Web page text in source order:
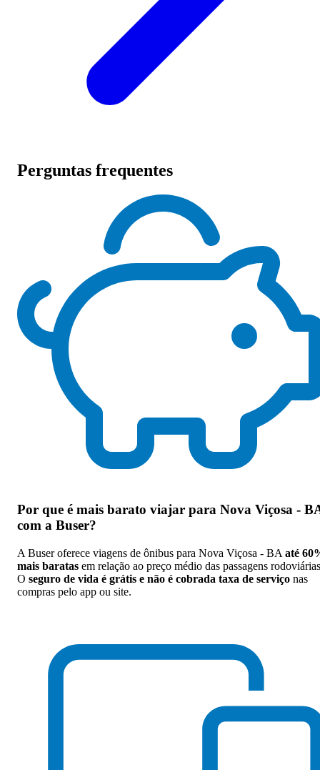
Perguntas frequentes
Por que é mais barato viajar para Nova Viçosa -
com a Buser?
A Buser oferece viagens de ônibus para Nova Viçosa - BA até
mais baratas em relação ao preço médio das passagens
O seguro de vida é grátis e não é cobrada taxa de serviço nas
compras pelo app ou site.